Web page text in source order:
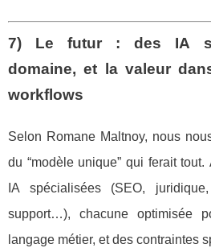
7) Le futur : des IA
domaine, et la valeur
workflows
Selon Romane Maltnoy, nous
du “modèle unique” qui ferait
IA spécialisées (SEO,
support…), chacune optimisée
langage métier, et des contraintes